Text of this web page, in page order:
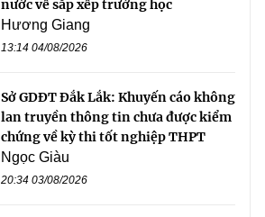
nước về sắp xếp trường học
Hương Giang
13:14 04/08/2026
Sở GDĐT Đắk Lắk: Khuyến cáo không
lan truyền thông tin chưa được kiểm
chứng về kỳ thi tốt nghiệp THPT
Ngọc Giàu
20:34 03/08/2026